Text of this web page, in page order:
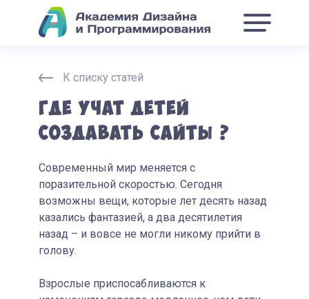
К списку статей
Где учат детей
создавать сайты ?
Современный мир меняется с
поразительной скоростью. Сегодня
возможны вещи, которые лет десять назад
казались фантазией, а два десятилетия
назад – и вовсе не могли никому прийти в
голову.
Взрослые приспосабливаются к